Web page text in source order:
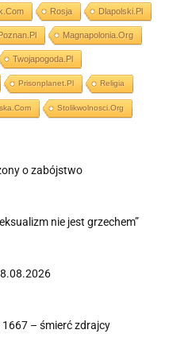
Rosja Dlapolski.pl
Magnapolonia.org
Twojapogoda.pl
Prisonplanet.pl Religia
Stolikwolnosci.org
o zabójstwo
nie jest grzechem”
– śmierć zdrajcy